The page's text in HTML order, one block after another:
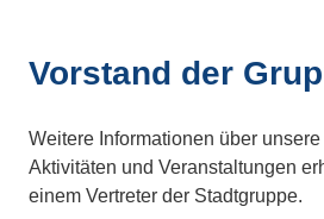
Vorstand der
Weitere Informationen über
Aktivitäten und Veranstaltungen
einem Vertreter der Stadtgruppe.